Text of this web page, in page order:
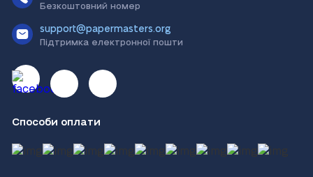
Безкоштовний номер
support@papermasters.org
Підтримка електронної пошти
Способи оплати